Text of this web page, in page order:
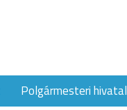
Polgármesteri hivatal